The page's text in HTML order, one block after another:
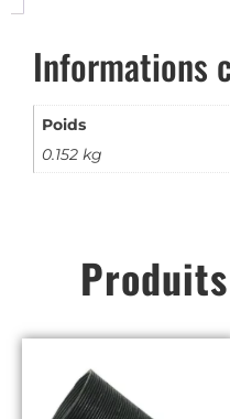
Informations
Poids
0.152 kg